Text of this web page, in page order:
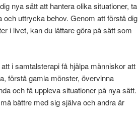
nya sätt att hantera olika situationer, ta
och uttrycka behov. Genom att förstå dig
i livet, kan du lättare göra på sätt som
i samtalsterapi få hjälpa människor att
förstå gamla mönster, övervinna
och få uppleva situationer på nya sätt.
bättre med sig själva och andra är